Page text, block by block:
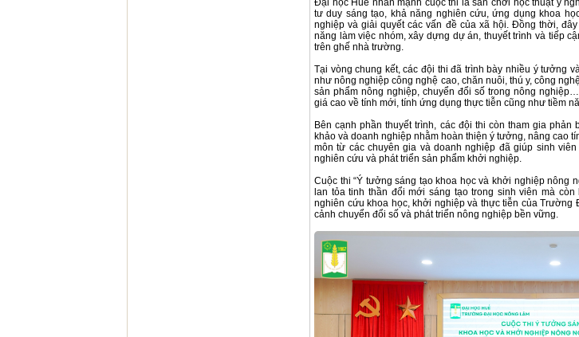
tư duy sáng tạo, khả năng nghiên cứu, ứng dụng khoa
nghiệp và giải quyết các vấn đề của xã hội. Đồng thời,
năng làm việc nhóm, xây dựng dự án, thuyết trình và tiếp
trên ghế nhà trường.
Tại vòng chung kết, các đội thi đã trình bày nhiều ý tưởng
như nông nghiệp công nghệ cao, chăn nuôi, thú y, công
sản phẩm nông nghiệp, chuyển đổi số trong nông
giá cao về tính mới, tính ứng dụng thực tiễn cũng như tiềm
Bên cạnh phần thuyết trình, các đội thi còn tham gia
khảo và doanh nghiệp nhằm hoàn thiện ý tưởng, nâng cao
môn từ các chuyên gia và doanh nghiệp đã giúp sinh
nghiên cứu và phát triển sản phẩm khởi nghiệp.
Cuộc thi “Ý tưởng sáng tạo khoa học và khởi nghiệp nông
lan tỏa tinh thần đổi mới sáng tạo trong sinh viên mà
nghiên cứu khoa học, khởi nghiệp và thực tiễn của
cảnh chuyển đổi số và phát triển nông nghiệp bền vững.